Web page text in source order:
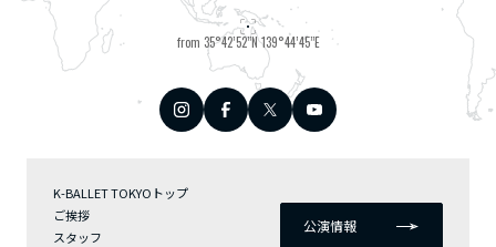
from 35°42’52”N 139°44’45”E
K-BALLET TOKYOトップ
ご挨拶
スタッフ
公演情報